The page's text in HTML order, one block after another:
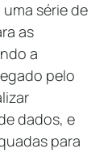
série de
as
a
pelo
dados, e
para